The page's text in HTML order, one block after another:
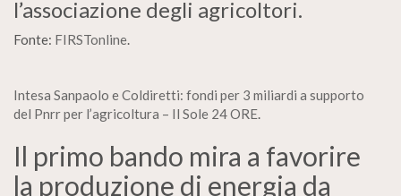
l’associazione degli agricoltori.
Fonte: FIRSTonline.
Intesa Sanpaolo e Coldiretti: fondi per 3 miliardi a supporto
del Pnrr per l’agricoltura – Il Sole 24 ORE.
Il primo bando mira a favorire
la produzione di energia da